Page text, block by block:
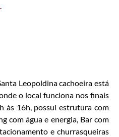
Leopoldina cachoeira está
o local funciona nos finais
às 16h, possui estrutura com
com água e energia, Bar com
e churrasqueiras